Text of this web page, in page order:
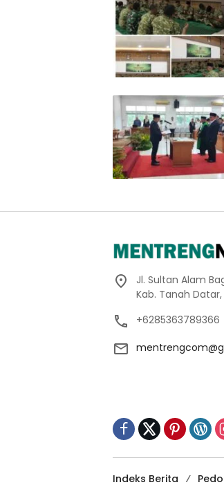
Jl. Sultan Alam
Kab. Tanah
+6285363789366
Indeks Berita